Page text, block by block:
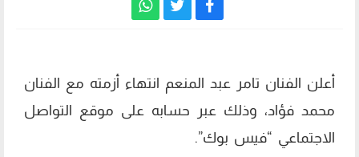
أعلن الفنان تامر عبد المنعم انتهاء أزمته مع الفنان
محمد فؤاد، وذلك عبر حسابه على موقع التواصل
الاجتماعي “فيس بوك”.